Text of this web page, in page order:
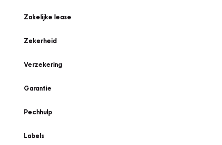
Zakelijke lease
Zekerheid
Verzekering
Garantie
Pechhulp
Labels